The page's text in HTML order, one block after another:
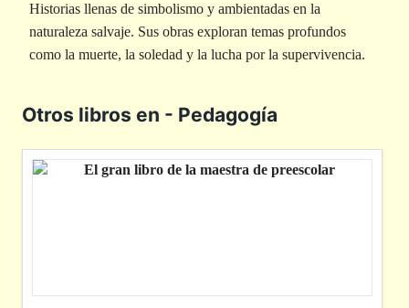
Historias llenas de simbolismo y ambientadas en la
naturaleza salvaje. Sus obras exploran temas profundos
como la muerte, la soledad y la lucha por la supervivencia.
Otros libros en - Pedagogía